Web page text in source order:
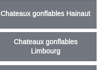
Chateaux gonflables Hainaut
Chateaux gonflables
Limbourg